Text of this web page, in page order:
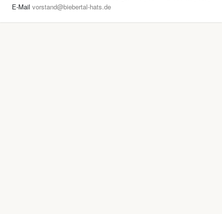
E-Mail vorstand@biebertal-hats.de